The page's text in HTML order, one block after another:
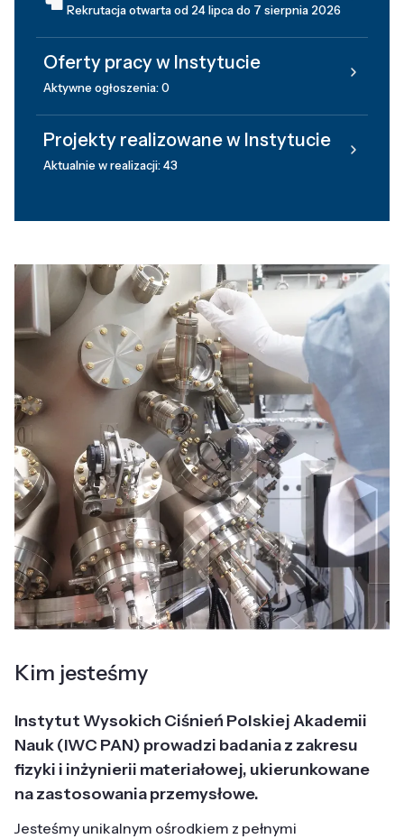
Rekrutacja otwarta od 24 lipca do 7 sierpnia 2026
Oferty pracy w Instytucie
Aktywne ogłoszenia: 0
Projekty realizowane w Instytucie
Aktualnie w realizacji: 43
Kim jesteśmy
Instytut Wysokich Ciśnień Polskiej Akademii
Nauk (IWC PAN) prowadzi badania z zakresu
fizyki i inżynierii materiałowej, ukierunkowane
na zastosowania przemysłowe.
Jesteśmy unikalnym ośrodkiem z pełnymi